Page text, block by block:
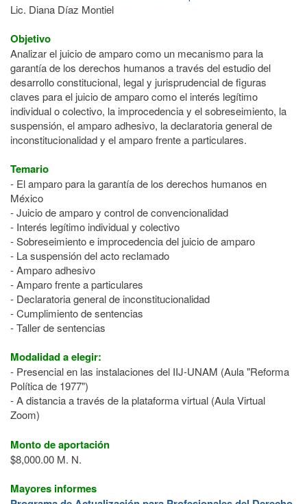
Lic. Diana Díaz Montiel
Objetivo
Analizar el juicio de amparo como un mecanismo para la
garantía de los derechos humanos a través del estudio del
desarrollo constitucional, legal y jurisprudencial de figuras
claves para el juicio de amparo como el interés legítimo
individual o colectivo, la improcedencia y el sobreseimiento, la
suspensión, el amparo adhesivo, la declaratoria general de
inconstitucionalidad y el amparo frente a particulares.
Temario
- El amparo para la garantía de los derechos humanos en
México
- Juicio de amparo y control de convencionalidad
- Interés legítimo individual y colectivo
- Sobreseimiento e improcedencia del juicio de amparo
- La suspensión del acto reclamado
- Amparo adhesivo
- Amparo frente a particulares
- Declaratoria general de inconstitucionalidad
- Cumplimiento de sentencias
- Taller de sentencias
Modalidad a elegir:
- Presencial en las instalaciones del IIJ-UNAM (Aula "Reforma
Política de 1977")
- A distancia a través de la plataforma virtual (Aula Virtual
Zoom)
Monto de aportación
$8,000.00 M. N.
Mayores informes